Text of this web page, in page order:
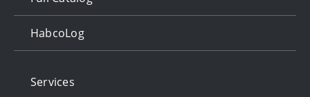
HabcoLog
Services